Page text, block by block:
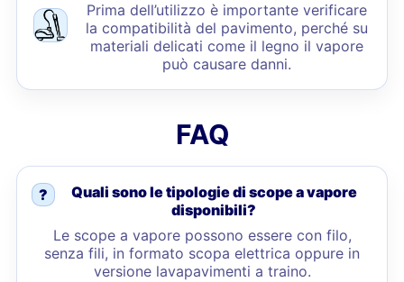
Prima dell’utilizzo è importante verificare
la compatibilità del pavimento, perché su
materiali delicati come il legno il vapore
può causare danni.
FAQ
?
Quali sono le tipologie di scope a vapore
disponibili?
Le scope a vapore possono essere con filo,
senza fili, in formato scopa elettrica oppure in
versione lavapavimenti a traino.